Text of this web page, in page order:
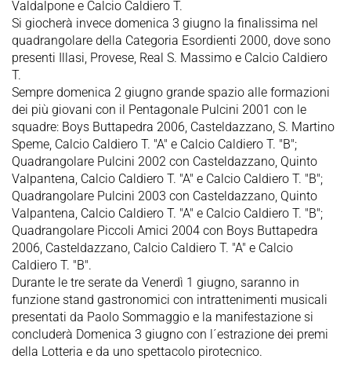
Valdalpone e Calcio Caldiero T.
Si giocherà invece domenica 3 giugno la finalissima nel
quadrangolare della Categoria Esordienti 2000, dove sono
presenti Illasi, Provese, Real S. Massimo e Calcio Caldiero
T.
Sempre domenica 2 giugno grande spazio alle formazioni
dei più giovani con il Pentagonale Pulcini 2001 con le
squadre: Boys Buttapedra 2006, Casteldazzano, S. Martino
Speme, Calcio Caldiero T. "A" e Calcio Caldiero T. "B";
Quadrangolare Pulcini 2002 con Casteldazzano, Quinto
Valpantena, Calcio Caldiero T. "A" e Calcio Caldiero T. "B";
Quadrangolare Pulcini 2003 con Casteldazzano, Quinto
Valpantena, Calcio Caldiero T. "A" e Calcio Caldiero T. "B";
Quadrangolare Piccoli Amici 2004 con Boys Buttapedra
2006, Casteldazzano, Calcio Caldiero T. "A" e Calcio
Caldiero T. "B".
Durante le tre serate da Venerdì 1 giugno, saranno in
funzione stand gastronomici con intrattenimenti musicali
presentati da Paolo Sommaggio e la manifestazione si
concluderà Domenica 3 giugno con l´estrazione dei premi
della Lotteria e da uno spettacolo pirotecnico.